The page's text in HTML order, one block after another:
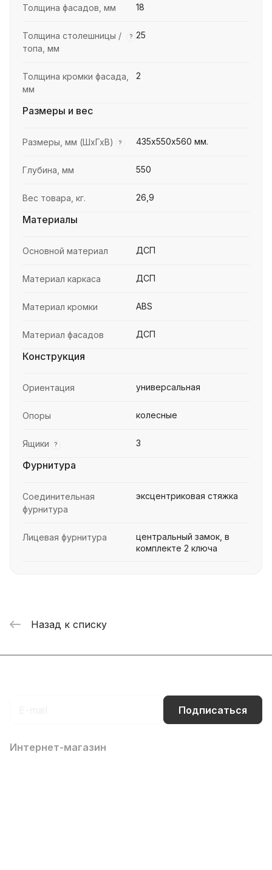
Толщина фасадов, мм 18
Толщина столешницы /
топа, мм
? 25
Толщина кромки фасада,
мм
2
Размеры и вес
Размеры, мм (ШхГхВ) ? 435х550x560 мм.
Глубина, мм 550
Вес товара, кг. 26,9
Материалы
Основной материал ДСП
Материал каркаса ДСП
Материал кромки ABS
Материал фасадов ДСП
Конструкция
Ориентация универсальная
Опоры колесные
Ящики ? 3
Фурнитура
Соединительная
фурнитура
эксцентриковая стяжка
Лицевая фурнитура
центральный замок, в
комплекте 2 ключа
Назад к списку
Подписаться
Интернет-магазин